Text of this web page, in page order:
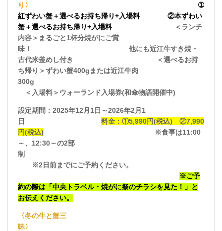
り〉
➀
紅ずわい蟹＋選べるお持ち帰り+入場料 ②本ずわい
蟹＋選べるお持ち帰り+入場料
＜ランチ
内容＞まるごと1杯分焼がにご賞
味！ 他にも近江牛すき焼・
古代米釜めし付き ＜選べるお持
ち帰り＞ずわい蟹400gまたは近江牛肉
300g
＜入場料＞ウォーランド入場券(和傘物語開催中)
設定期間：2025年12月1日～2026年2月1
日 料金：①5,990円(税込) ②7,990
円(税込) ※食事は11:00
～、12:30～の2部
制
※2日前までにご予約ください。
※ご予
約の際は「中央トラベル・焼がに祭のチラシを見た！」と
お伝えください。
〈冬の牛と蟹三
昧〉